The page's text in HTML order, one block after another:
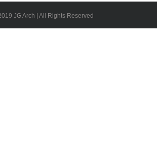
JG Arch | All Rights Reserved